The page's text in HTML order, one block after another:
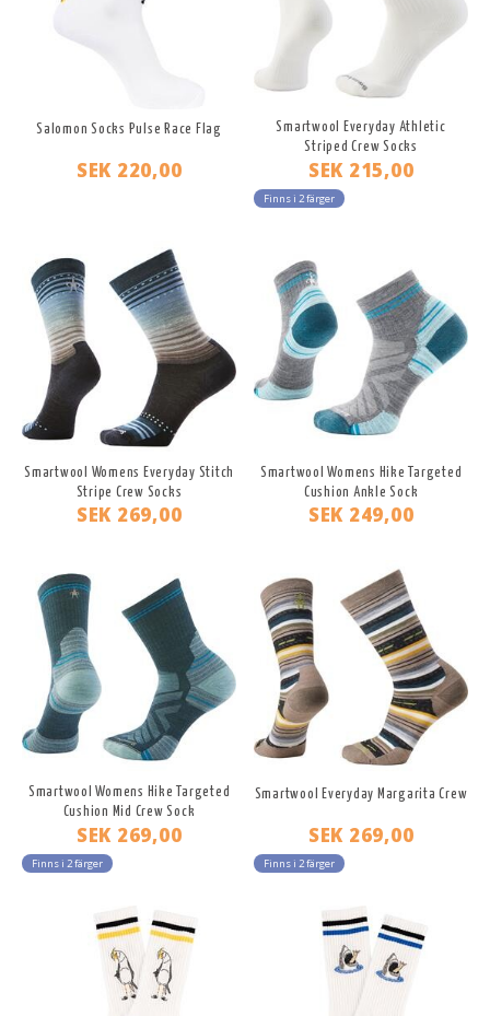
Salomon Socks Pulse Race Flag
SEK 220,00
Smartwool Everyday Athletic
Striped Crew Socks
SEK 215,00
Finns i 2 färger
Smartwool Womens Everyday Stitch
Stripe Crew Socks
SEK 269,00
Smartwool Womens Hike Targeted
Cushion Ankle Sock
SEK 249,00
Smartwool Womens Hike Targeted
Cushion Mid Crew Sock
SEK 269,00
Finns i 2 färger
Smartwool Everyday Margarita Crew
SEK 269,00
Finns i 2 färger